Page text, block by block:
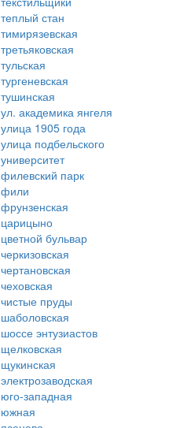
теплый стан
тимирязевская
третьяковская
тульская
тургеневская
тушинская
ул. академика янгеля
улица 1905 года
улица подбельского
университет
филевский парк
фили
фрунзенская
царицыно
цветной бульвар
черкизовская
чертановская
чеховская
чистые пруды
шаболовская
шоссе энтузиастов
щелковская
щукинская
электрозаводская
юго-западная
южная